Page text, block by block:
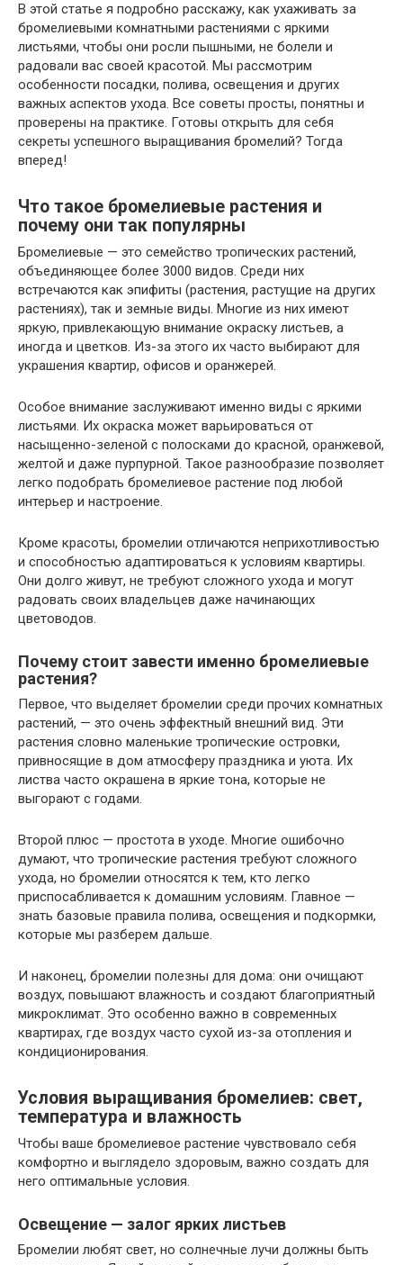
В этой статье я подробно расскажу, как ухаживать за
бромелиевыми комнатными растениями с яркими
листьями, чтобы они росли пышными, не болели и
радовали вас своей красотой. Мы рассмотрим
особенности посадки, полива, освещения и других
важных аспектов ухода. Все советы просты, понятны и
проверены на практике. Готовы открыть для себя
секреты успешного выращивания бромелий? Тогда
вперед!
Что такое бромелиевые растения и
почему они так популярны
Бромелиевые — это семейство тропических растений,
объединяющее более 3000 видов. Среди них
встречаются как эпифиты (растения, растущие на других
растениях), так и земные виды. Многие из них имеют
яркую, привлекающую внимание окраску листьев, а
иногда и цветков. Из-за этого их часто выбирают для
украшения квартир, офисов и оранжерей.
Особое внимание заслуживают именно виды с яркими
листьями. Их окраска может варьироваться от
насыщенно-зеленой с полосками до красной, оранжевой,
желтой и даже пурпурной. Такое разнообразие позволяет
легко подобрать бромелиевое растение под любой
интерьер и настроение.
Кроме красоты, бромелии отличаются неприхотливостью
и способностью адаптироваться к условиям квартиры.
Они долго живут, не требуют сложного ухода и могут
радовать своих владельцев даже начинающих
цветоводов.
Почему стоит завести именно бромелиевые
растения?
Первое, что выделяет бромелии среди прочих комнатных
растений, — это очень эффектный внешний вид. Эти
растения словно маленькие тропические островки,
привносящие в дом атмосферу праздника и уюта. Их
листва часто окрашена в яркие тона, которые не
выгорают с годами.
Второй плюс — простота в уходе. Многие ошибочно
думают, что тропические растения требуют сложного
ухода, но бромелии относятся к тем, кто легко
приспосабливается к домашним условиям. Главное —
знать базовые правила полива, освещения и подкормки,
которые мы разберем дальше.
И наконец, бромелии полезны для дома: они очищают
воздух, повышают влажность и создают благоприятный
микроклимат. Это особенно важно в современных
квартирах, где воздух часто сухой из-за отопления и
кондиционирования.
Условия выращивания бромелиев: свет,
температура и влажность
Чтобы ваше бромелиевое растение чувствовало себя
комфортно и выглядело здоровым, важно создать для
него оптимальные условия.
Освещение — залог ярких листьев
Бромелии любят свет, но солнечные лучи должны быть